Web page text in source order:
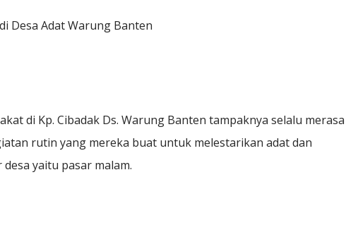
di Kp. Cibadak Ds. Warung Banten tampaknya selalu merasa
rutin yang mereka buat untuk melestarikan adat dan
yaitu pasar malam.